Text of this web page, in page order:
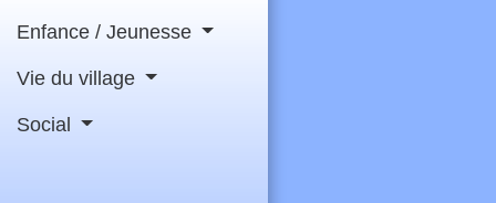
Enfance / Jeunesse
Vie du village
Social